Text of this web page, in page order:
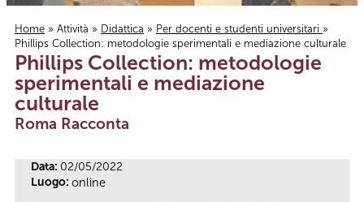
Tu sei qui
Home » Attività » Didattica » Per docenti e studenti universitari »
Phillips Collection: metodologie sperimentali e mediazione culturale
Phillips Collection: metodologie
sperimentali e mediazione
culturale
Roma Racconta
Data: 02/05/2022
Luogo: online